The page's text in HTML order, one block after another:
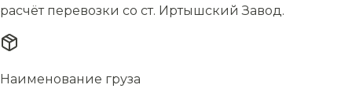
расчёт перевозки со ст. Иртышский Завод.
Наименование груза